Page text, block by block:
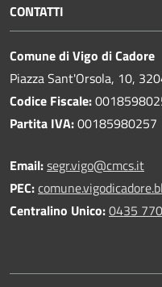
CONTATTI
Comune di Vigo di Cadore
Piazza Sant'Orsola, 10,
Codice Fiscale:
Partita IVA:00185980257
Email:segr.vigo@cmcs.it
PEC:
Centralino Unico:0435